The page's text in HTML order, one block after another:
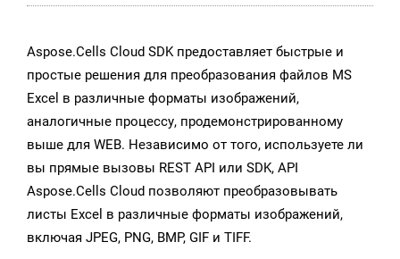
Aspose.Cells Cloud SDK предоставляет быстрые и
простые решения для преобразования файлов MS
Excel в различные форматы изображений,
аналогичные процессу, продемонстрированному
выше для WEB. Независимо от того, используете ли
вы прямые вызовы REST API или SDK, API
Aspose.Cells Cloud позволяют преобразовывать
листы Excel в различные форматы изображений,
включая JPEG, PNG, BMP, GIF и TIFF.